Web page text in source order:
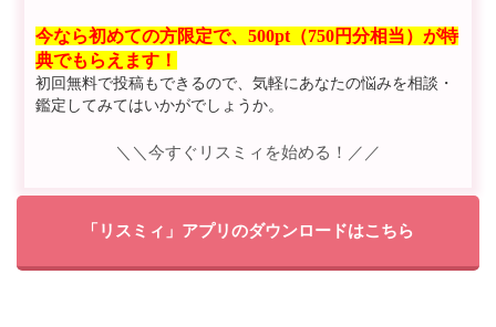
今なら初めての方限定で、500pt（750円分相当）が特
典でもらえます！
初回無料で投稿もできるので、気軽にあなたの悩みを相談・
鑑定してみてはいかがでしょうか。
＼＼今すぐリスミィを始める！／／
「リスミィ」アプリのダウンロードはこちら